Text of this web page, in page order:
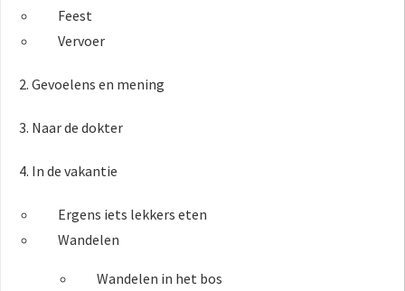
Feest
Vervoer
2. Gevoelens en mening
3. Naar de dokter
4. In de vakantie
Ergens iets lekkers eten
Wandelen
Wandelen in het bos